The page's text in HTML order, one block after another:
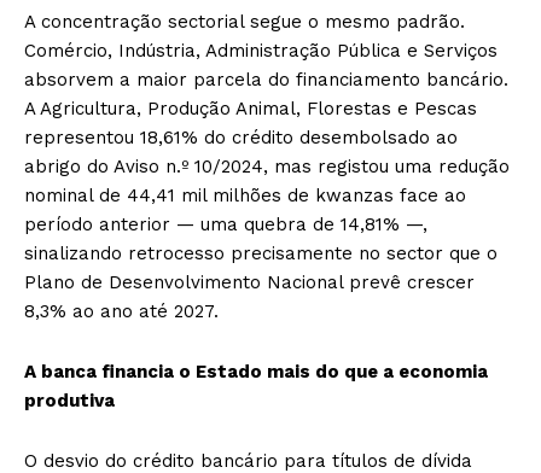
A concentração sectorial segue o mesmo padrão.
Comércio, Indústria, Administração Pública e Serviços
absorvem a maior parcela do financiamento bancário.
A Agricultura, Produção Animal, Florestas e Pescas
representou 18,61% do crédito desembolsado ao
abrigo do Aviso n.º 10/2024, mas registou uma redução
nominal de 44,41 mil milhões de kwanzas face ao
período anterior — uma quebra de 14,81% —,
sinalizando retrocesso precisamente no sector que o
Plano de Desenvolvimento Nacional prevê crescer
8,3% ao ano até 2027.
A banca financia o Estado mais do que a economia
produtiva
O desvio do crédito bancário para títulos de dívida